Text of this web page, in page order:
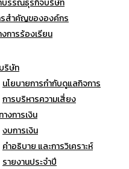
บรรณธุรกิจบริษัท
รสำคัญขององค์กร
การร้องเรียน
ริษัท
นโยบายการกำกับดูแลกิจการ
การบริหารความเสี่ยง
งการเงิน
งบการเงิน
คำอธิบาย และการวิเคราะห์
รายงานประจำปี